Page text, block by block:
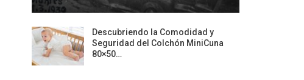
Descubriendo la Comodidad y
Seguridad del Colchón MiniCuna
80×50…